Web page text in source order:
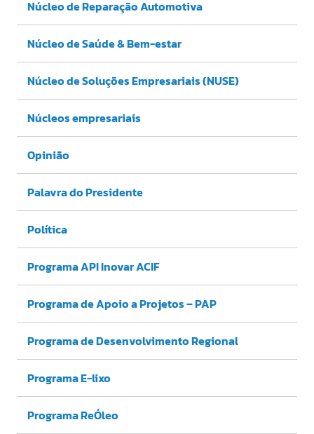
Núcleo de Reparação Automotiva
Núcleo de Saúde & Bem-estar
Núcleo de Soluções Empresariais (NUSE)
Núcleos empresariais
Opinião
Palavra do Presidente
Política
Programa API Inovar ACIF
Programa de Apoio a Projetos – PAP
Programa de Desenvolvimento Regional
Programa E-lixo
Programa ReÓleo